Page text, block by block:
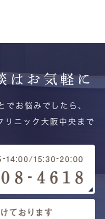
は お気軽に
でお悩みでしたら、
リニック大阪中央まで